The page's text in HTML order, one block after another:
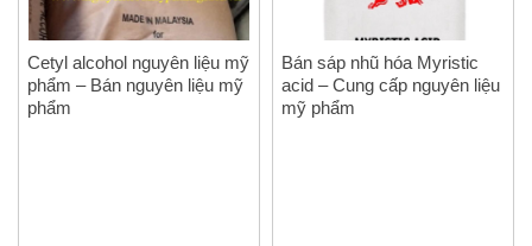
Cetyl alcohol nguyên liệu mỹ
phẩm – Bán nguyên liệu mỹ
phẩm
Bán sáp nhũ hóa Myristic
acid – Cung cấp nguyên liệu
mỹ phẩm